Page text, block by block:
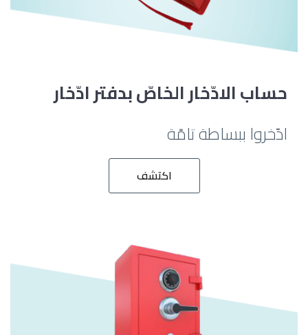
حساب الادّخار الخاصّ بدفتر ادّخار
ادّخروا ببساطة تامّة
اكتشف